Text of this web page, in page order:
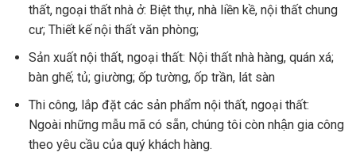
thất, ngoại thất nhà ở: Biệt thự, nhà liền kề, nội thất chung
cư; Thiết kế nội thất văn phòng;
Sản xuất nội thất, ngoại thất: Nội thất nhà hàng, quán xá;
bàn ghế; tủ; giường; ốp tường, ốp trần, lát sàn
Thi công, lắp đặt các sản phẩm nội thất, ngoại thất:
Ngoài những mẫu mã có sẵn, chúng tôi còn nhận gia công
theo yêu cầu của quý khách hàng.